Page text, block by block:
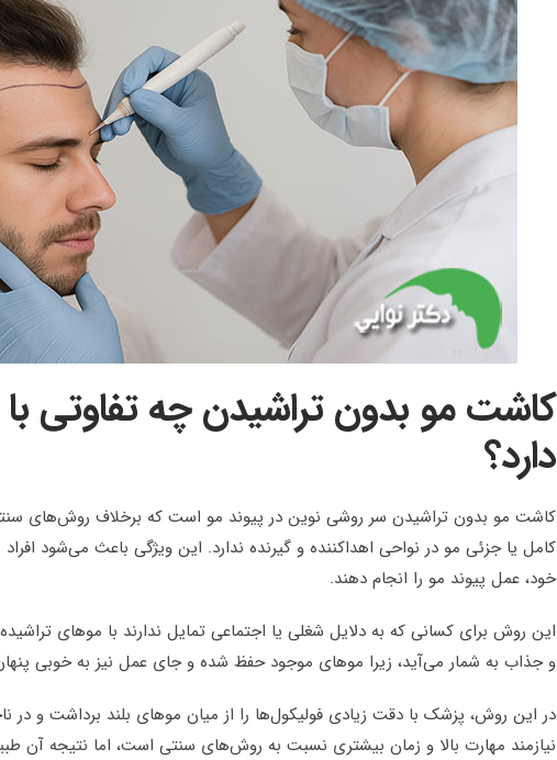
کاشت مو بدون تراشیدن چه تفاوتی
دارد؟
کامل یا جزئی مو در نواحی اهداکننده و گیرنده ندارد. این ویژگی باعث می‌شود
خود، عمل پیوند مو را انجام دهند.
این روش برای کسانی که به دلایل شغلی یا اجتماعی تمایل ندارند با موهای
و جذاب به شمار می‌آید، زیرا موهای موجود حفظ شده و جای عمل نیز به خوبی
در این روش، پزشک با دقت زیادی فولیکول‌ها را از میان موهای بلند برداشت و در
نیازمند مهارت بالا و زمان بیشتری نسبت به روش‌های سنتی است، اما نتیجه آن